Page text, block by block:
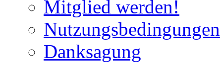
Mitglied werden!
Nutzungsbedingungen
Danksagung